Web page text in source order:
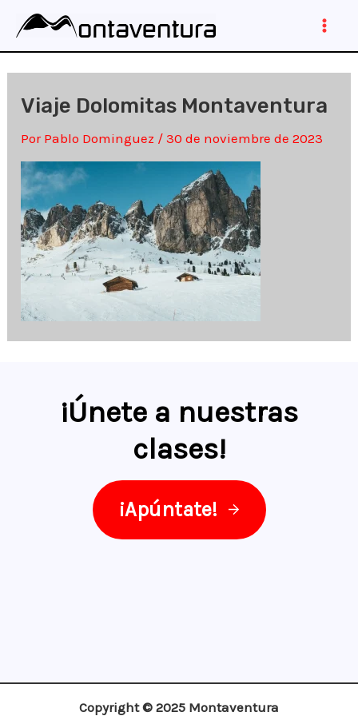
contenido
Viaje Dolomitas Montaventura
Por Pablo Dominguez /30 de noviembre de 2023
¡Únete a nuestras
clases!
¡Apúntate!
Copyright © 2025 Montaventura